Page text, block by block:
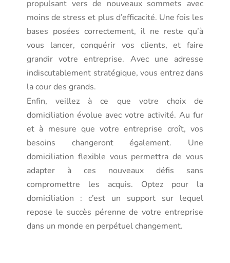
propulsant vers de nouveaux sommets avec
moins de stress et plus d’efficacité. Une fois les
bases posées correctement, il ne reste qu’à
vous lancer, conquérir vos clients, et faire
grandir votre entreprise. Avec une adresse
indiscutablement stratégique, vous entrez dans
la cour des grands.
Enfin, veillez à ce que votre choix de
domiciliation évolue avec votre activité. Au fur
et à mesure que votre entreprise croît, vos
besoins changeront également. Une
domiciliation flexible vous permettra de vous
adapter à ces nouveaux défis sans
compromettre les acquis. Optez pour la
domiciliation : c’est un support sur lequel
repose le succès pérenne de votre entreprise
dans un monde en perpétuel changement.